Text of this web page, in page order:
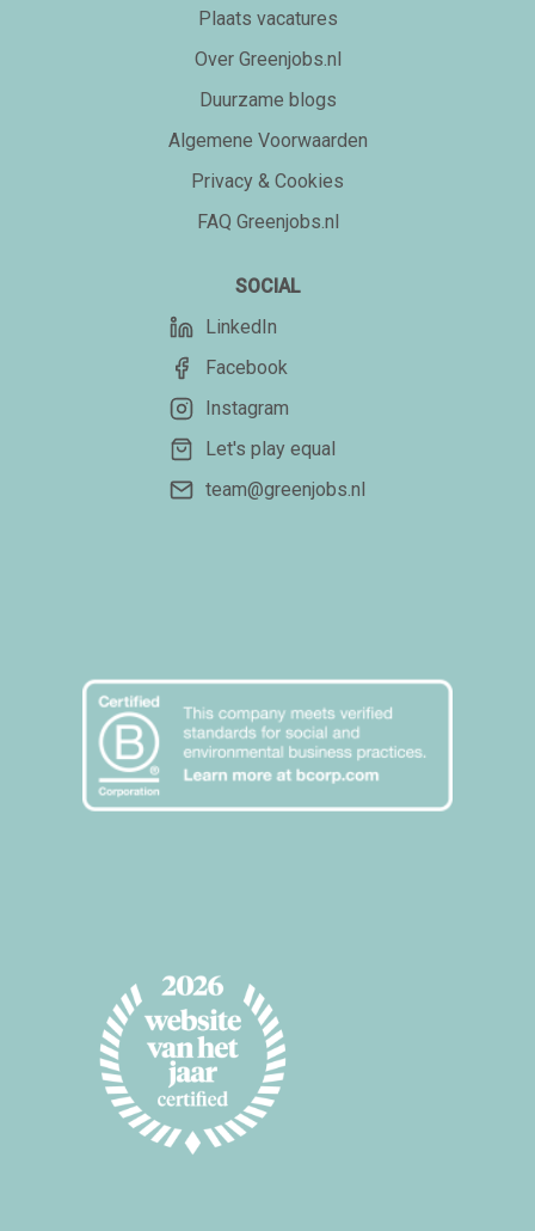
Plaats vacatures
Over Greenjobs.nl
Duurzame blogs
Algemene Voorwaarden
Privacy & Cookies
FAQ Greenjobs.nl
SOCIAL
LinkedIn
Facebook
Instagram
Let's play equal
team@greenjobs.nl